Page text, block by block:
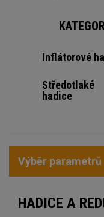
Inflátorové
Středotlaké
hadice
Výběr parametrů
HADICE A